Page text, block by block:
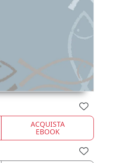
ACQUISTA
EBOOK